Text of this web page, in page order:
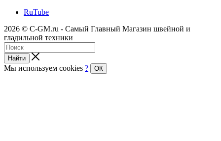
RuTube
2026 © C-GM.ru - Самый Главный Магазин швейной и
гладильной техники
Найти
Мы используем cookies ? ОК